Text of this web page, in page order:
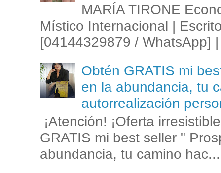
MARÍA TIRONE
Místico Internacional |
[04144329879 / WhatsApp]
Obtén GRATIS mi
en la abundancia, tu
autorrealización
¡Atención! ¡Oferta
GRATIS mi best seller "
abundancia, tu camino hac...